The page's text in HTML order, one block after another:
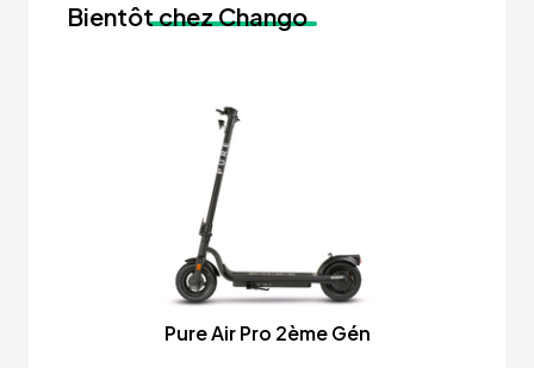
Bientôtchez Chango
Pure Air Pro 2ème Gén